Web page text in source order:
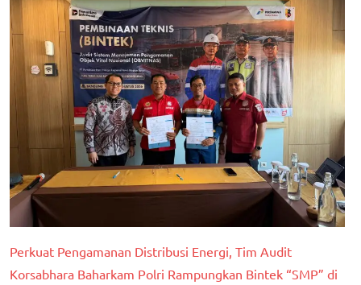
Perkuat Pengamanan Distribusi Energi, Tim Audit
Korsabhara Baharkam Polri Rampungkan Bintek “SMP” di